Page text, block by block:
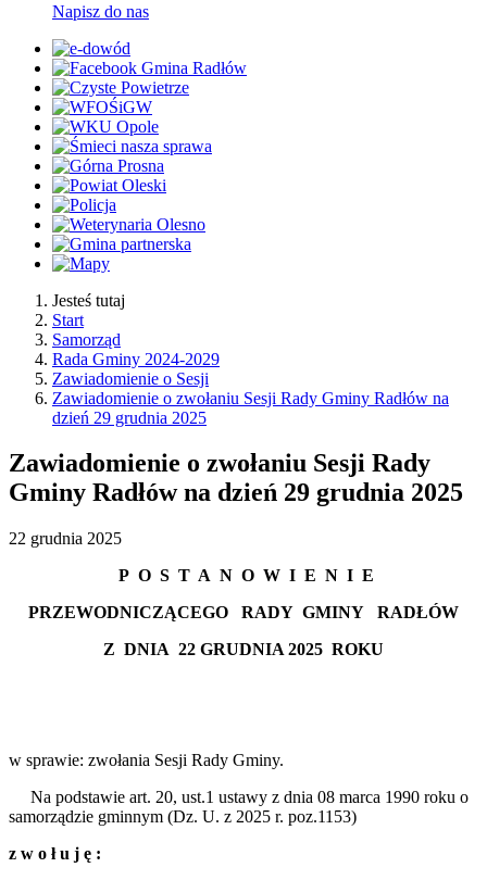
Napisz do nas
Jesteś tutaj
Start
Samorząd
Rada Gminy 2024-2029
Zawiadomienie o Sesji
Zawiadomienie o zwołaniu Sesji Rady Gminy Radłów na
dzień 29 grudnia 2025
Zawiadomienie o zwołaniu Sesji Rady
Gminy Radłów na dzień 29 grudnia 2025
22 grudnia 2025
P O S T A N O W I E N I E
PRZEWODNICZĄCEGO
RADY GMINY
RADŁÓW
Z DNIA 22 GRUDNIA 2025 ROKU
w sprawie: zwołania Sesji Rady Gminy.
Na podstawie art. 20, ust.1 ustawy z dnia 08 marca 1990 roku o
samorządzie gminnym (Dz. U. z 2025 r. poz.1153)
z w o ł u j ę :